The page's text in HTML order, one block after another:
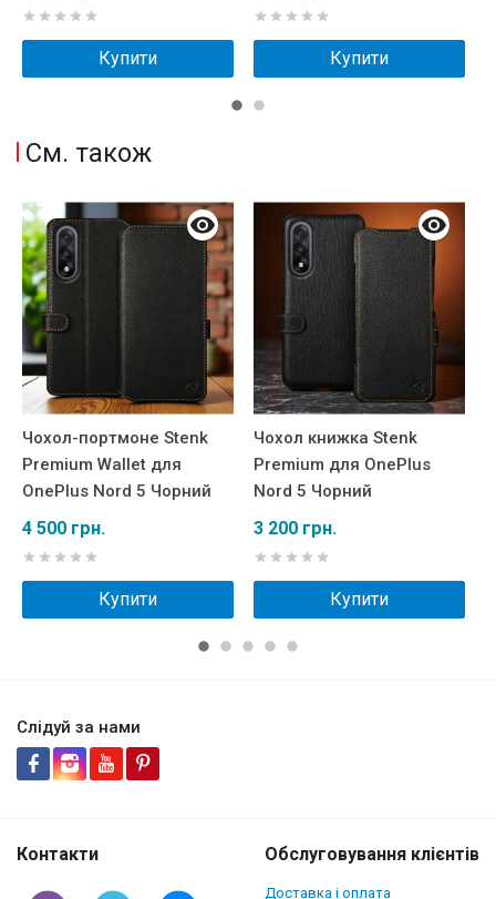
Купити Купити
См. також
Чохол-портмоне Stenk
Premium Wallet для
OnePlus Nord 5 Чорний
4 500 грн.
Купити
Чохол книжка Stenk
Premium для OnePlus
Nord 5 Чорний
3 200 грн.
Купити
Слідуй за нами
Контакти Обслуговування клієнтів
Доставка і оплата